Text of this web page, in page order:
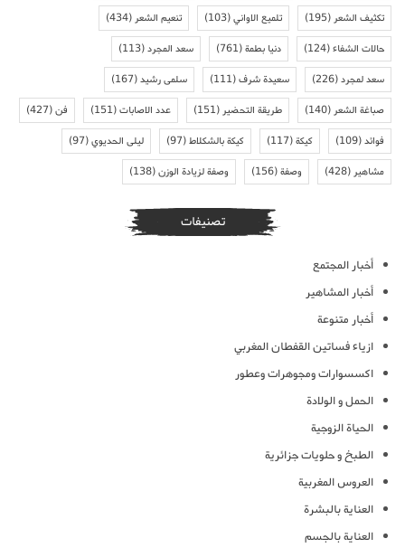
تكثيف الشعر(195) تلميع الاواني(103) تنعيم الشعر(434)
حالات الشفاء(124) دنيا بطمة(761) سعد المجرد(113)
سعد لمجرد(226) سعيدة شرف(111) سلمى رشيد(167)
صباغة الشعر(140) طريقة التحضير(151) عدد الاصابات(151) فن(427)
فوائد(109) كيكة(117) كيكة بالشكلاط(97) ليلى الحديوي(97)
مشاهير(428) وصفة(156) وصفة لزيادة الوزن(138)
تصنيفات
أخبار المجتمع
أخبار المشاهير
أخبار متنوعة
ازياء فساتين القفطان المغربي
اكسسوارات ومجوهرات وعطور
الحمل و الولادة
الحياة الزوجية
الطبخ و حلويات جزائرية
العروس المغربية
العناية بالبشرة
العناية بالجسم